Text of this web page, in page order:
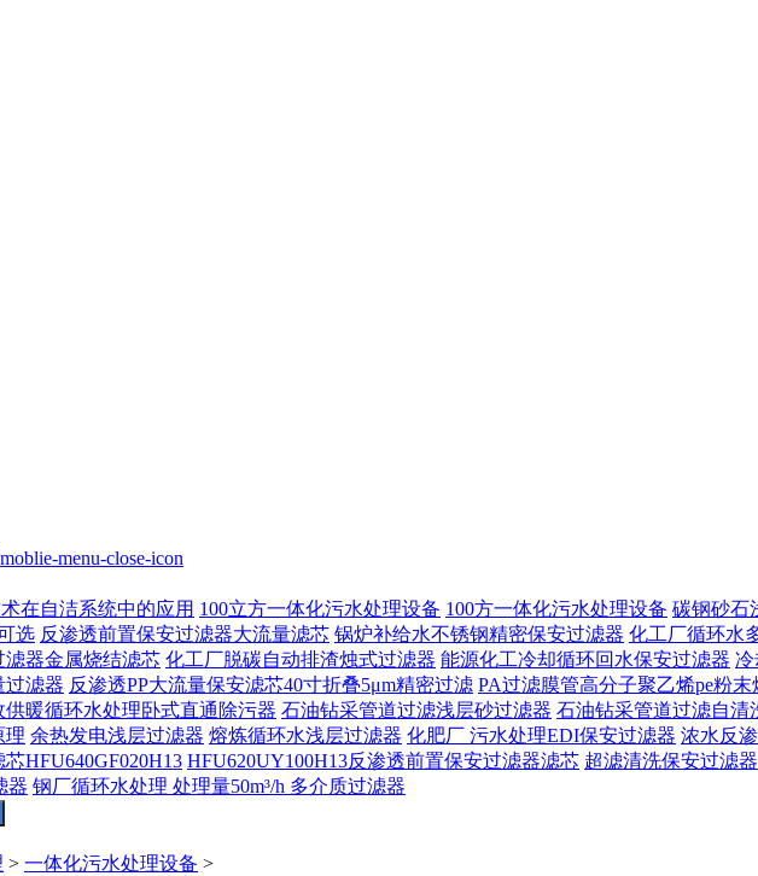
在自洁系统中的应用 100立方一体化污水处理设备 100方一体化污水处理设备 碳钢砂石
选‌ 反渗透前置保安过滤器大流量滤芯 锅炉补给水不锈钢精密保安过滤器 化工厂循环水
器金属烧结滤芯 化工厂脱碳自动排渣烛式过滤器 能源化工冷却循环回水保安过滤器 冷
过滤器 反渗透PP大流量保安滤芯40寸折叠5μm精密过滤 PA过滤膜管高分子聚乙烯pe粉末
供暖循环水处理卧式直通除污器 石油钻采管道过滤浅层砂过滤器 石油钻采管道过滤自清
理 余热发电浅层过滤器 熔炼循环水浅层过滤器 化肥厂 污水处理EDI保安过滤器 浓水反
HFU640GF020H13 HFU620UY100H13反渗透前置保安过滤器滤芯 超滤清洗保安过滤器
器 钢厂循环水处理 处理量50m³/h 多介质过滤器
> 一体化污水处理设备 >